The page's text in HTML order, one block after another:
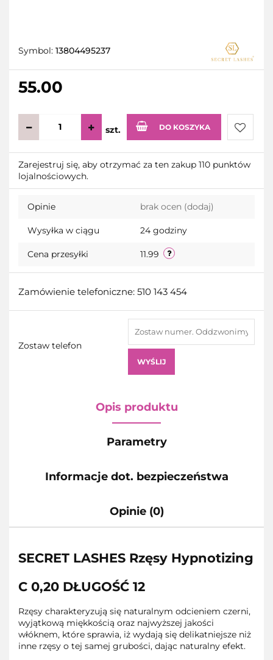
Symbol: 13804495237
55.00
szt. DO KOSZYKA
Do
Zarejestruj się, aby otrzymać za ten zakup 110 punktów
lojalnościowych.
Opinie brak ocen (dodaj)
Wysyłka w ciągu 24 godziny
Cena przesyłki 11.99
Zamówienie telefoniczne: 510 143 454
Zostaw telefon
WYŚLIJ
Opis produktu
Parametry
Informacje dot. bezpieczeństwa
Opinie (0)
SECRET LASHES Rzęsy Hypnotizing
C 0,20 DŁUGOŚĆ 12
Rzęsy charakteryzują się naturalnym odcieniem czerni,
wyjątkową miękkością oraz najwyższej jakości
włóknem, które sprawia, iż wydają się delikatniejsze niż
inne rzęsy o tej samej grubości, dając naturalny efekt.